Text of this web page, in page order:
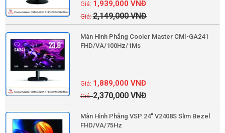
2,149,000VNĐ
1,939,000VNĐ
Màn Hình Phẳng Cooler Master CMI-GA241
FHD/VA/100Hz/1Ms
2,370,000VNĐ
1,889,000VNĐ
Màn Hình Phẳng VSP 24'' V2408S Slim Bezel
FHD/VA/75Hz